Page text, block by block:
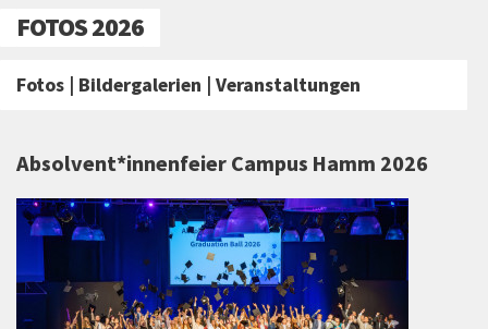
FOTOS 2026
Fotos | Bildergalerien | Veranstaltungen
Absolvent*innenfeier Campus Hamm 2026